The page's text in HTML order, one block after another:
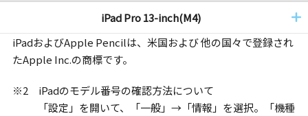
iPad Pro 13-inch(M4)
iPadおよびApple Pencilは、米国および 他の国々で登録され
たApple Inc.の商標です。
※2 iPadのモデル番号の確認方法について
「設定」を開いて、「一般」→「情報」を選択。「機種